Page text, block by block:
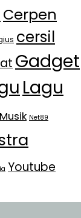
Cerpen
cersil
Gadget
Lagu
Musik Net89
Youtube